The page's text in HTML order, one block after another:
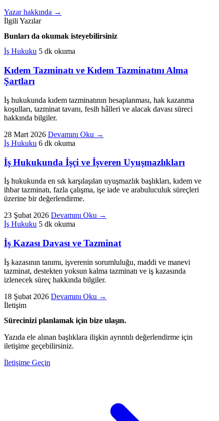
Yazar hakkında →
İlgili Yazılar
Bunları da okumak isteyebilirsiniz
İş Hukuku 5 dk okuma
Kıdem Tazminatı ve Kıdem Tazminatını Alma
Şartları
İş hukukunda kıdem tazminatının hesaplanması, hak kazanma
koşulları, tazminat tavanı, fesih hâlleri ve alacak davası süreci
hakkında bilgiler.
28 Mart 2026 Devamını Oku →
İş Hukuku 6 dk okuma
İş Hukukunda İşçi ve İşveren Uyuşmazlıkları
İş hukukunda en sık karşılaşılan uyuşmazlık başlıkları, kıdem ve
ihbar tazminatı, fazla çalışma, işe iade ve arabuluculuk süreçleri
üzerine bir değerlendirme.
23 Şubat 2026 Devamını Oku →
İş Hukuku 5 dk okuma
İş Kazası Davası ve Tazminat
İş kazasının tanımı, işverenin sorumluluğu, maddi ve manevi
tazminat, destekten yoksun kalma tazminatı ve iş kazasında
izlenecek süreç hakkında bilgiler.
18 Şubat 2026 Devamını Oku →
İletişim
Sürecinizi planlamak için bize ulaşın.
Yazıda ele alınan başlıklara ilişkin ayrıntılı değerlendirme için
iletişime geçebilirsiniz.
İletişime Geçin